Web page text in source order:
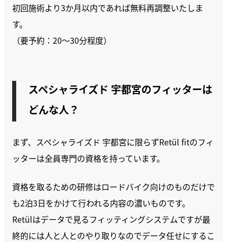
初回施術より3か月以内であれば無料再調整いたしま
す。
（要予約：20～30分程度）
スペシャライズド 宇都宮のフィッターは
どんな人？
まず、スペシャライズド 宇都宮に限らずRetül fitのフィ
ッターは全員専門の資格を持っています。
資格を取るための研修はロードバイク向けのものだけで
も2泊3日をかけて行われる内容の濃いものです。
Retülはデータで見るフィッティングシステムですが最
終的には人と人とのやり取りなのでデータ任せにするこ